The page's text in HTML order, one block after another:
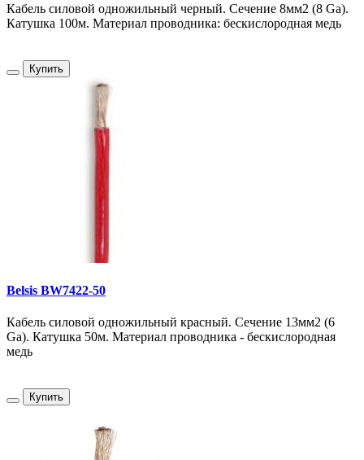
Кабель силовой одножильный черный. Сечение 8мм2 (8 Ga).
Катушка 100м. Материал проводника: бескислородная медь
Купить
Belsis BW7422-50
Кабель силовой одножильный красный. Сечение 13мм2 (6
Ga). Катушка 50м. Материал проводника - бескислородная
медь
Купить